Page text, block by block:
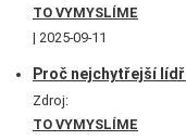
TO VYMYSLÍME
2025-09-11
Proč nejchytřejší
Zdroj:
TO VYMYSLÍME